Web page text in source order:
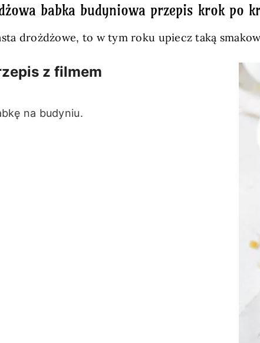
babka budyniowa przepis krok po
drożdżowe, to w tym roku upiecz taką
z filmem
na budyniu.